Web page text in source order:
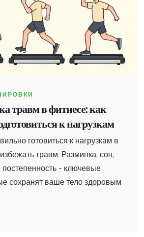
травм в фитнесе: как
к нагрузкам
готовиться к нагрузкам в
травм. Разминка, сон,
постепенность - ключевые
сохранят ваше тело здоровым